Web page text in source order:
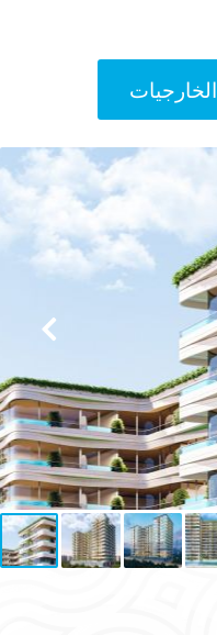
الخارجيات